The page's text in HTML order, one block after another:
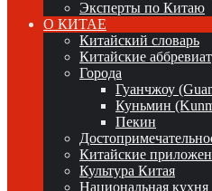
Эксперты по Китаю
О КИТАЕ
Китайский словарь
Китайские
Города
Гуанчжоу
Куньмин
Пекин
Китайские
Культура Китая
Национальная кухня